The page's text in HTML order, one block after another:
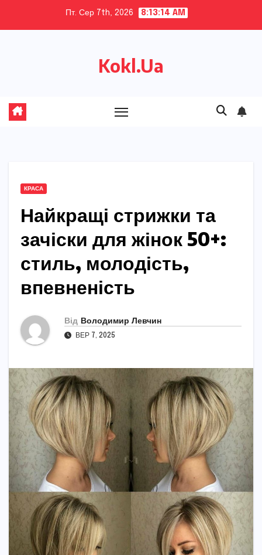
Пт. Сер 7th, 2026 8:13:15 AM
Kokl.Ua
КРАСА
Найкращі стрижки та
зачіски для жінок 50+:
стиль, молодість,
впевненість
Від Володимир Левчин
ВЕР 7, 2025